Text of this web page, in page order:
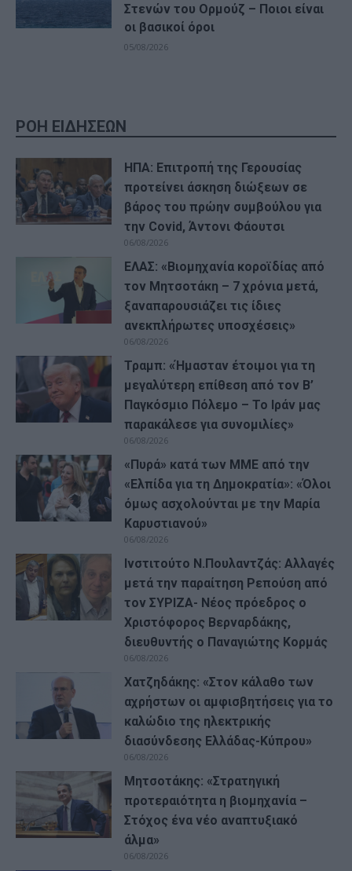
Στενών του Ορμούζ – Ποιοι είναι
οι βασικοί όροι
05/08/2026
ΡΟΗ ΕΙΔΗΣΕΩΝ
ΗΠΑ: Επιτροπή της Γερουσίας
προτείνει άσκηση διώξεων σε
βάρος του πρώην συμβούλου για
την Covid, Άντονι Φάουτσι
06/08/2026
ΕΛΑΣ: «Βιομηχανία κοροϊδίας από
τον Μητσοτάκη – 7 χρόνια μετά,
ξαναπαρουσιάζει τις ίδιες
ανεκπλήρωτες υποσχέσεις»
06/08/2026
Τραμπ: «Ήμασταν έτοιμοι για τη
μεγαλύτερη επίθεση από τον Β’
Παγκόσμιο Πόλεμο – Το Ιράν μας
παρακάλεσε για συνομιλίες»
06/08/2026
«Πυρά» κατά των ΜΜΕ από την
«Ελπίδα για τη Δημοκρατία»: «Όλοι
όμως ασχολούνται με την Μαρία
Καρυστιανού»
06/08/2026
Ινστιτούτο Ν.Πουλαντζάς: Αλλαγές
μετά την παραίτηση Ρεπούση από
τον ΣΥΡΙΖΑ- Νέος πρόεδρος ο
Χριστόφορος Βερναρδάκης,
διευθυντής ο Παναγιώτης Κορμάς
06/08/2026
Χατζηδάκης: «Στον κάλαθο των
αχρήστων οι αμφισβητήσεις για το
καλώδιο της ηλεκτρικής
διασύνδεσης Ελλάδας-Κύπρου»
06/08/2026
Μητσοτάκης: «Στρατηγική
προτεραιότητα η βιομηχανία –
Στόχος ένα νέο αναπτυξιακό
άλμα»
06/08/2026